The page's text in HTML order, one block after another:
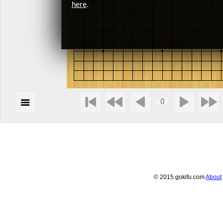
here.
© 2015 gokifu.comAbout